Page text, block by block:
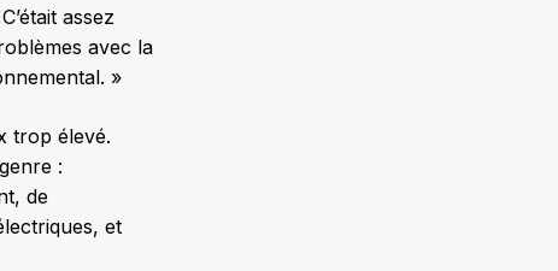
assez
avec la
»
trop élevé.
:
de
et